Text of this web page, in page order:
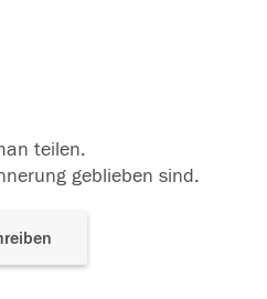
teilen.
geblieben sind.